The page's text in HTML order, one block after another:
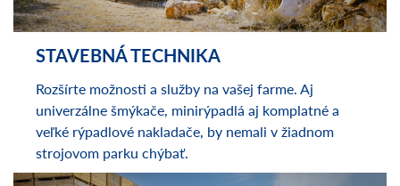
Rozšírte možnosti a služby na vašej farme. Aj
univerzálne šmýkače, minirýpadlá aj komplatné a
veľké rýpadlové nakladače, by nemali v žiadnom
strojovom parku chýbať.